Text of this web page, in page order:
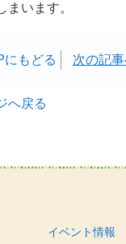
います。
にもどる 次の記
へ戻る
イベント情報